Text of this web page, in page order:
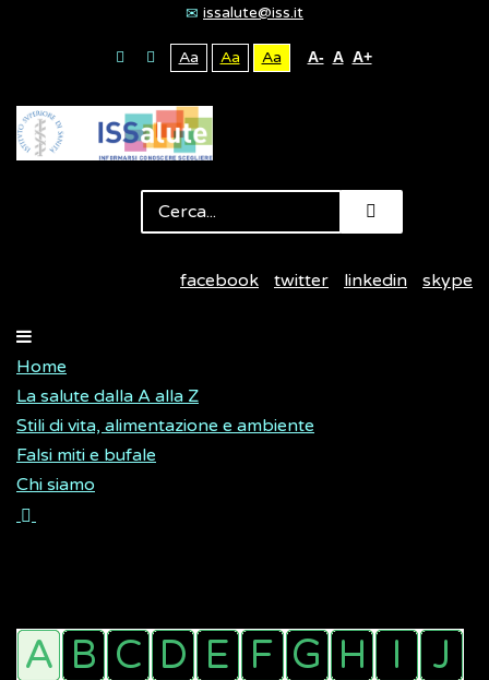
issalute@iss.it
Aa Aa Aa A- A A+
facebook twitter linkedin skype
Home
La salute dalla A alla Z
Stili di vita, alimentazione e ambiente
Falsi miti e bufale
Chi siamo